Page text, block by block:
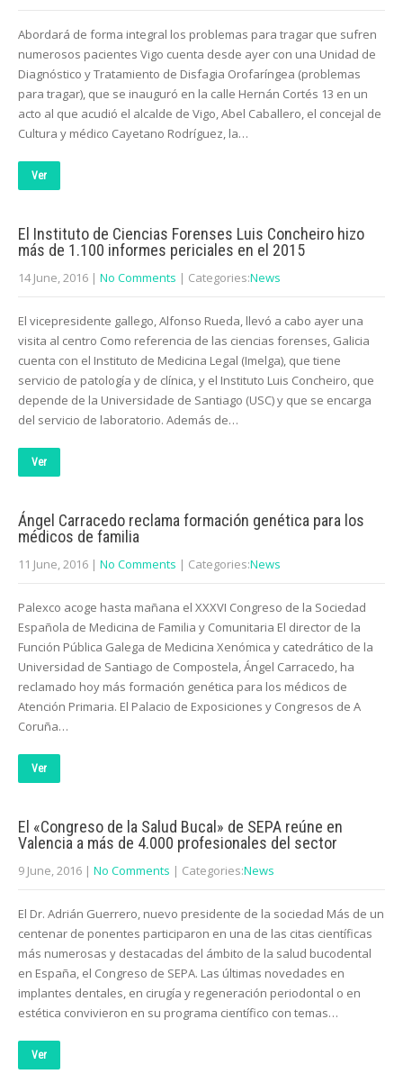
Abordará de forma integral los problemas para tragar que sufren
numerosos pacientes Vigo cuenta desde ayer con una Unidad de
Diagnóstico y Tratamiento de Disfagia Orofaríngea (problemas
para tragar), que se inauguró en la calle Hernán Cortés 13 en un
acto al que acudió el alcalde de Vigo, Abel Caballero, el concejal de
Cultura y médico Cayetano Rodríguez, la…
Ver
El Instituto de Ciencias Forenses Luis Concheiro hizo
más de 1.100 informes periciales en el 2015
14 June, 2016 | No Comments | Categories:News
El vicepresidente gallego, Alfonso Rueda, llevó a cabo ayer una
visita al centro Como referencia de las ciencias forenses, Galicia
cuenta con el Instituto de Medicina Legal (Imelga), que tiene
servicio de patología y de clínica, y el Instituto Luis Concheiro, que
depende de la Universidade de Santiago (USC) y que se encarga
del servicio de laboratorio. Además de…
Ver
Ángel Carracedo reclama formación genética para los
médicos de familia
11 June, 2016 | No Comments | Categories:News
Palexco acoge hasta mañana el XXXVI Congreso de la Sociedad
Española de Medicina de Familia y Comunitaria El director de la
Función Pública Galega de Medicina Xenómica y catedrático de la
Universidad de Santiago de Compostela, Ángel Carracedo, ha
reclamado hoy más formación genética para los médicos de
Atención Primaria. El Palacio de Exposiciones y Congresos de A
Coruña…
Ver
El «Congreso de la Salud Bucal» de SEPA reúne en
Valencia a más de 4.000 profesionales del sector
9 June, 2016 | No Comments | Categories:News
El Dr. Adrián Guerrero, nuevo presidente de la sociedad Más de un
centenar de ponentes participaron en una de las citas científicas
más numerosas y destacadas del ámbito de la salud bucodental
en España, el Congreso de SEPA. Las últimas novedades en
implantes dentales, en cirugía y regeneración periodontal o en
estética convivieron en su programa científico con temas…
Ver